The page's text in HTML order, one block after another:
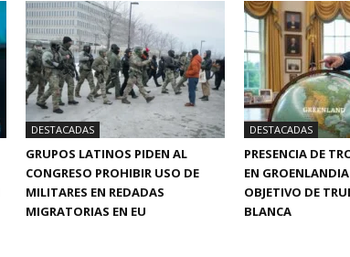
DESTACADAS
GRUPOS LATINOS PIDEN AL
CONGRESO PROHIBIR USO DE
MILITARES EN REDADAS
MIGRATORIAS EN EU
DESTACADAS
PRESENCIA DE
EN
OBJETIVO DE
BLANCA